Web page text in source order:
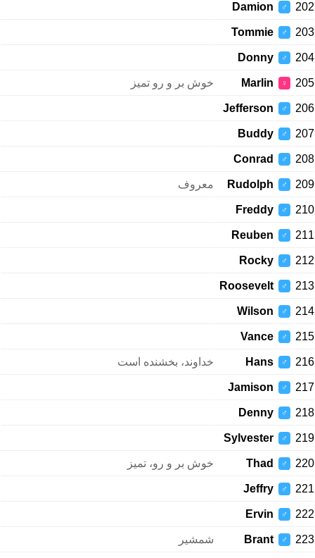
202
♂
Damion
203
♂
Tommie
204
♂
Donny
205
♀
Marlin خوش بر و رو تمیز
206
♂
Jefferson
207
♂
Buddy
208
♂
Conrad
209
♂
Rudolph معروف
210
♂
Freddy
211
♂
Reuben
212
♂
Rocky
213
♂
Roosevelt
214
♂
Wilson
215
♂
Vance
216
♂
Hans خداوند، بخشنده است
217
♂
Jamison
218
♂
Denny
219
♂
Sylvester
220
♂
Thad خوش بر و رو، تمیز
221
♂
Jeffry
222
♂
Ervin
223
♂
Brant شمشیر